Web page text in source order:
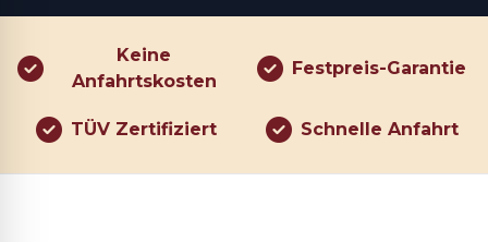
Keine
Anfahrtskosten
Festpreis-Garantie
TÜV Zertifiziert Schnelle Anfahrt